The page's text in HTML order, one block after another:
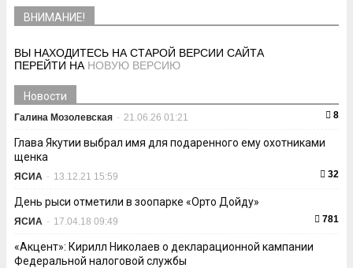
ВНИМАНИЕ!
ВЫ НАХОДИТЕСЬ НА СТАРОЙ ВЕРСИИ САЙТА
ПЕРЕЙТИ НА НОВУЮ ВЕРСИЮ
Новости
Галина Мозолевская - 21.06.26 01:21 8
Глава Якутии выбрал имя для подаренного ему охотниками
щенка
ЯСИА - 13.12.21 15:59 32
День рыси отметили в зоопарке «Орто Дойду»
ЯСИА - 17.04.18 09:49 781
«Акцент»: Кирилл Николаев о декларационной кампании
Федеральной налоговой службы